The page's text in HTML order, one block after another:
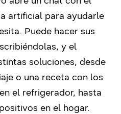
artificial para ayudarle
Puede hacer sus
y el
soluciones, desde
o una receta con los
el refrigerador, hasta
en el hogar.